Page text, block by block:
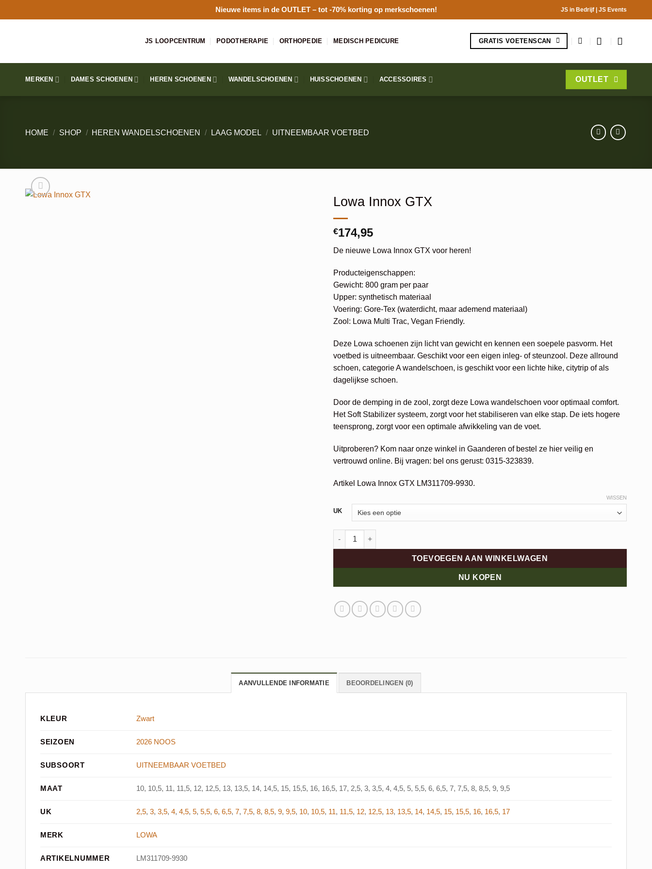
naar
Nieuwe items in de OUTLET– tot -70% korting op merkschoenen! JS in Bedrijf | JS Events
JS LOOPCENTRUM PODOTHERAPIE ORTHOPEDIE MEDISCH PEDICURE GRATIS VOETENSCAN
MERKEN DAMES SCHOENEN HEREN SCHOENEN WANDELSCHOENEN HUISSCHOENEN ACCESSOIRES OUTLET
HOME / SHOP / HEREN WANDELSCHOENEN / LAAG MODEL / UITNEEMBAAR VOETBED
Lowa Innox GTX
€174,95
De nieuwe Lowa Innox GTX voor heren!
Producteigenschappen:
Gewicht: 800 gram per paar
Upper: synthetisch materiaal
Voering: Gore-Tex (waterdicht, maar ademend materiaal)
Zool: Lowa Multi Trac, Vegan Friendly.
Deze Lowa schoenen zijn licht van gewicht en kennen een soepele pasvorm. Het
voetbed is uitneembaar. Geschikt voor een eigen inleg- of steunzool. Deze allround
schoen, categorie A wandelschoen, is geschikt voor een lichte hike, citytrip of als
dagelijkse schoen.
Door de demping in de zool, zorgt deze Lowa wandelschoen voor optimaal comfort.
Het Soft Stabilizer systeem, zorgt voor het stabiliseren van elke stap. De iets hogere
teensprong, zorgt voor een optimale afwikkeling van de voet.
Uitproberen? Kom naar onze winkel in Gaanderen of bestel ze hier veilig en
vertrouwd online. Bij vragen: bel ons gerust: 0315-323839.
Artikel Lowa Innox GTX LM311709-9930.
UK
WISSEN
Lowa Innox GTX aantal
TOEVOEGEN AAN WINKELWAGEN
NU KOPEN
Alternative:
AANVULLENDE INFORMATIE BEOORDELINGEN (0)
KLEUR Zwart
SEIZOEN 2026 NOOS
SUBSOORT UITNEEMBAAR VOETBED
MAAT 10, 10,5, 11, 11,5, 12, 12,5, 13, 13,5, 14, 14,5, 15, 15,5, 16, 16,5, 17, 2,5, 3, 3,5, 4, 4,5, 5, 5,5, 6, 6,5, 7, 7,5, 8, 8,5, 9, 9,5
UK 2,5,3,3,5,4,4,5,5,5,5,6,6,5,7,7,5,8,8,5,9,9,5, 10, 10,5, 11, 11,5, 12, 12,5, 13, 13,5, 14, 14,5, 15, 15,5, 16, 16,5, 17
MERK LOWA
ARTIKELNUMMER LM311709-9930